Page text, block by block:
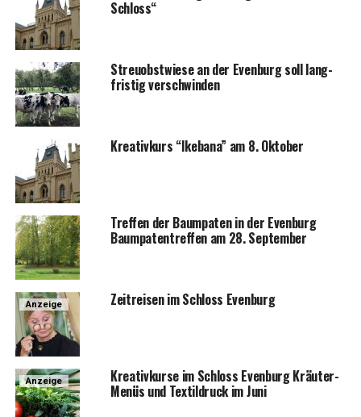
Schloss“
Streu­obst­wie­se an der Even­burg soll lang­
fris­tig verschwinden
Krea­tiv­kurs “Ike­ba­na” am 8. Oktober
Tref­fen der Baum­pa­ten in der Even­burg
Baum­pa­ten­tref­fen am 28. September
Anzeige Zeit­rei­sen im Schloss Evenburg
Anzeige Krea­tiv­kur­se im Schloss Even­burg Kräu­ter-
Menüs und Tex­til­druck im Juni